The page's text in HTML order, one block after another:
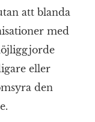
att blanda
med
eller
den